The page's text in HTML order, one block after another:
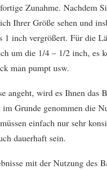
Zunahme. Nachdem
Ihrer Größe sehen und
1 inch vergrößert. Für die
um die 1/4 – 1/2 inch, es
man pumpt usw.
angeht, wird es Ihnen
Grunde genommen die
einfach nur sehr
dauerhaft sein.
mit der Nutzung des